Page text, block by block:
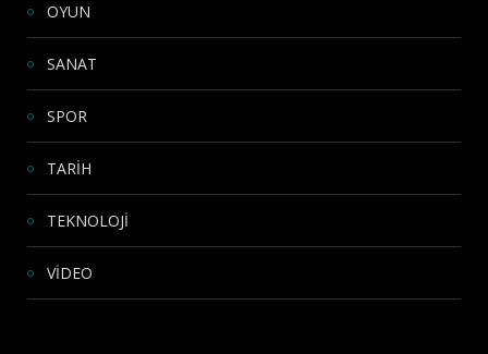
OYUN
SANAT
SPOR
TARİH
TEKNOLOJİ
VİDEO